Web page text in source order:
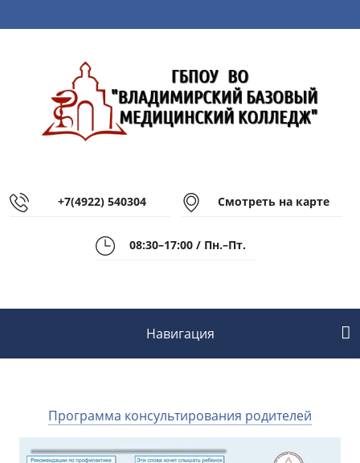
+7(4922) 540304 Смотреть на карте
08:30–17:00 / Пн.–Пт.
Навигация
Программа консультирования родителей